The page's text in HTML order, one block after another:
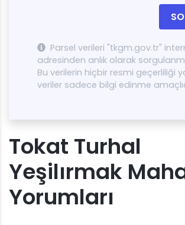
Parsel verileri "tkgm.gov.tr"
adresinden anlık olarak
Bu verilerin hiçbir resmi geçerliliği
veriler sadece bilgi edinme
Tokat Turhal
Yeşilırmak
Yorumları